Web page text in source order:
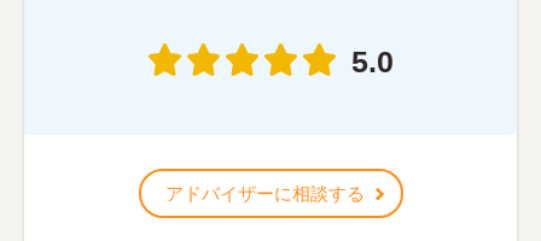
5.0
アドバイザーに相談する